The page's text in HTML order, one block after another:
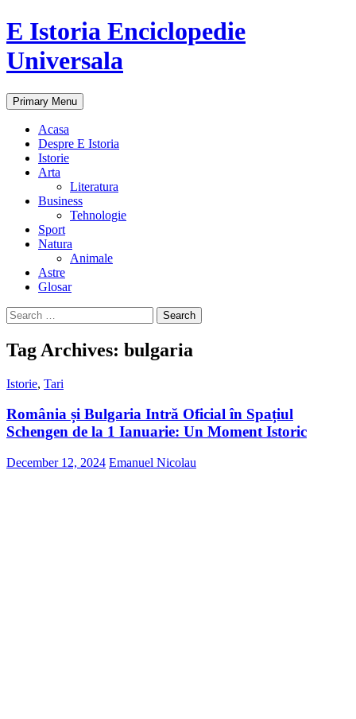
E Istoria Enciclopedie
Universala
Search
Primary Menu Skip
to
Acasa
Despre E Istoria
Istorie
Arta
Literatura
Business
Tehnologie
Sport
Natura
Animale
Astre
Glosar
Search
for:
Tag Archives: bulgaria
Istorie, Tari
România și Bulgaria Intră Oficial în Spațiul
Schengen de la 1 Ianuarie: Un Moment Istoric
December 12, 2024 Emanuel Nicolau